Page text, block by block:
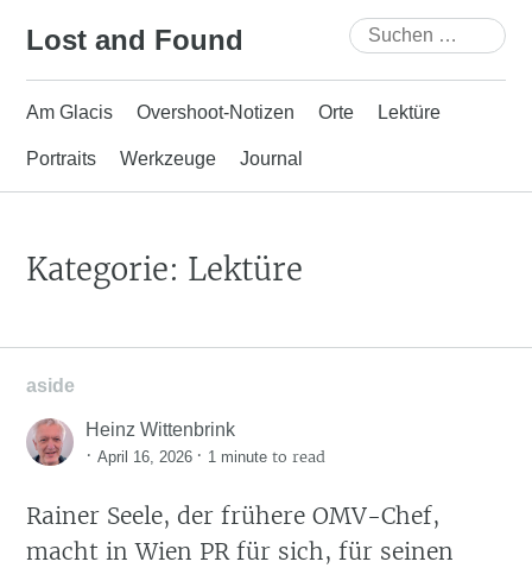
Lost and Found
Suchen
nach:
Am Glacis Overshoot-Notizen Orte Lektüre
Portraits Werkzeuge Journal
Kategorie: Lektüre
aside
Heinz Wittenbrink
·April 16, 2026 · 1 minute to read
Rainer Seele, der frühere OMV-Chef,
macht in Wien PR für sich, für seinen